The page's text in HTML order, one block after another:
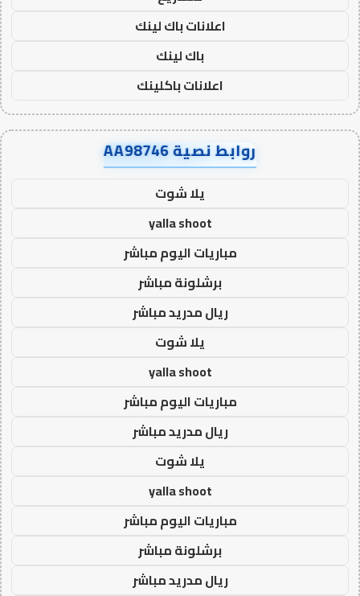
اعلانات باك لينك
باك لينك
اعلانات باكلينك
روابط نصية AA98746
يلا شوت
yalla shoot
مباريات اليوم مباشر
برشلونة مباشر
ريال مدريد مباشر
يلا شوت
yalla shoot
مباريات اليوم مباشر
ريال مدريد مباشر
يلا شوت
yalla shoot
مباريات اليوم مباشر
برشلونة مباشر
ريال مدريد مباشر